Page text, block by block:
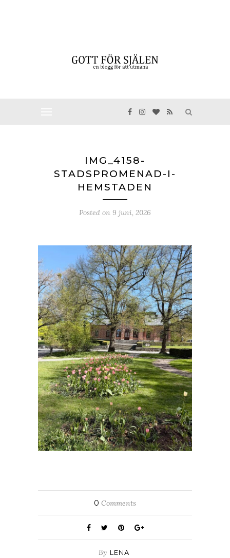
IMG_4158-
STADSPROMENAD-I-
HEMSTADEN
Posted on 9 juni, 2026
0 Comments
By LENA